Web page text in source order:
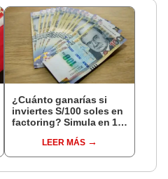
¿Cuánto ganarías si
inviertes S/100 soles en
factoring? Simula en 1
LEER MÁS